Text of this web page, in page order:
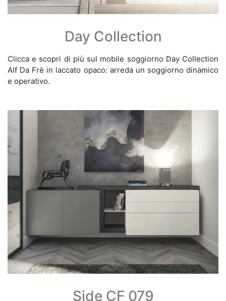
Day Collection
Clicca e scopri di più sul mobile soggiorno Day Collection
Alf Da Frè in laccato opaco: arreda un soggiorno dinamico
e operativo.
Side CF 079